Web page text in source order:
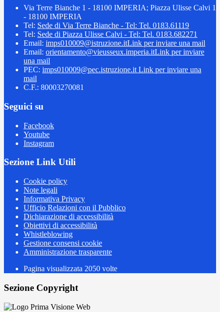
Via Terre Bianche 1 - 18100 IMPERIA; Piazza Ulisse Calvi 1
- 18100 IMPERIA
Tel: Sede di Via Terre Bianche - Tel: Tel. 0183.61119
Tel: Sede di Piazza Ulisse Calvi - Tel: Tel. 0183.682271
Email: imps010009@istruzione.itLink per inviare una mail
Email: orientamento@vieusseux.imperia.itLink per inviare
una mail
PEC: imps010009@pec.istruzione.it Link per inviare una
mail
C.F.: 80003270081
Seguici su
Facebook
Youtube
Instagram
Sezione Link Utili
Cookie policy
Note legali
Informativa Privacy
Ufficio Relazioni con il Pubblico
Dichiarazione di accessibilità
Obiettivi di accessibilità
Whistleblowing
Gestione consensi cookie
Amministrazione trasparente
Pagina visualizzata 2050 volte
Sezione Copyright